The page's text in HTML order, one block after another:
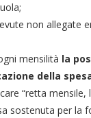
non allegate
mensilità la
della
“retta mensile,
sostenuta per la